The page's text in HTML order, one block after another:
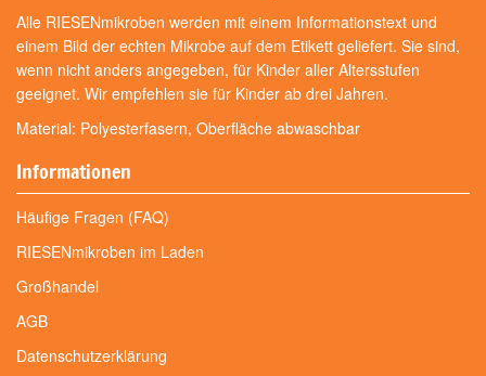
Alle RIESENmikroben werden mit einem Informationstext und
einem Bild der echten Mikrobe auf dem Etikett geliefert. Sie sind,
wenn nicht anders angegeben, für Kinder aller Altersstufen
geeignet. Wir empfehlen sie für Kinder ab drei Jahren.
Material: Polyesterfasern, Oberfläche abwaschbar
Informationen
Häufige Fragen (FAQ)
RIESENmikroben im Laden
Großhandel
AGB
Datenschutzerklärung